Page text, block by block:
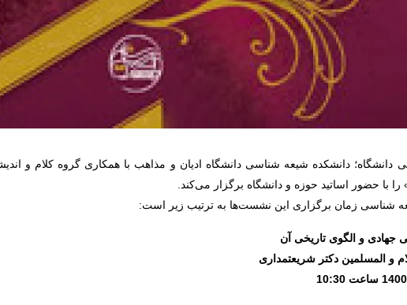
دانشگاه؛ دانشکده شیعه شناسی دانشگاه ادیان و مذاهب با همکاری گروه کلام و
حضور اساتید حوزه و دانشگاه برگزار می‌کند.
شناسی زمان برگزاری این نشست‌ها به ترتیب زیر است:
جهادی و الگوی تاریخی آن
و المسلمین دکتر شریعتمداری